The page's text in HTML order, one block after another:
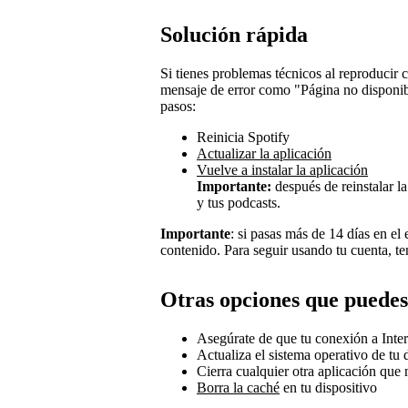
Solución rápida
Si tienes problemas técnicos al
mensaje de error como "Página no
pasos:
Reinicia Spotify
Actualizar la aplicación
Vuelve a instalar la aplicación
Importante: después de reinstalar
y tus podcasts.
Importante: si pasas más de 14 días en
contenido. Para seguir usando tu cuenta,
Otras opciones que
Asegúrate de que tu conexión a
Actualiza el sistema operativo de tu
Cierra cualquier otra aplicación que
Borra la caché en tu dispositivo